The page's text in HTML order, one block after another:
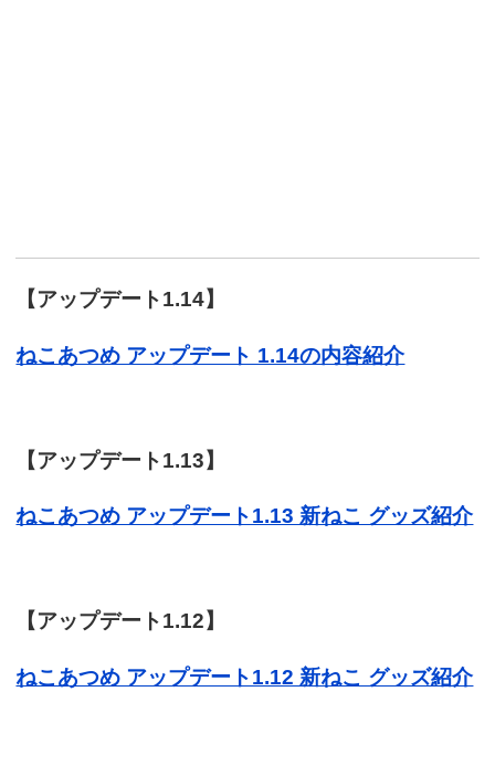
【アップデート1.14】
ねこあつめ アップデート 1.14の内容紹介
【アップデート1.13】
ねこあつめ アップデート1.13 新ねこ グッズ紹介
【アップデート1.12】
ねこあつめ アップデート1.12 新ねこ グッズ紹介